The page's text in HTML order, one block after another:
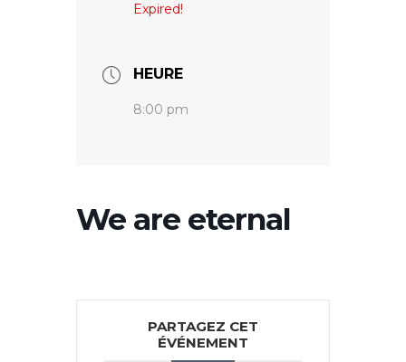
Expired!
HEURE
8:00 pm
We are eternal
PARTAGEZ CET
ÉVÉNEMENT